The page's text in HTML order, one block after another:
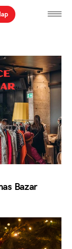
Bazar